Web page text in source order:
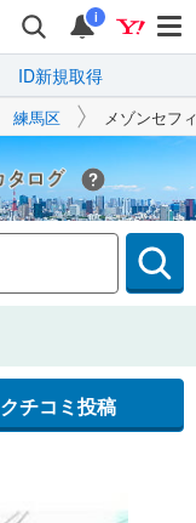
i
ID新規取得
練馬区 メゾンセフ
Yahoo!不動産
クチコミ投稿